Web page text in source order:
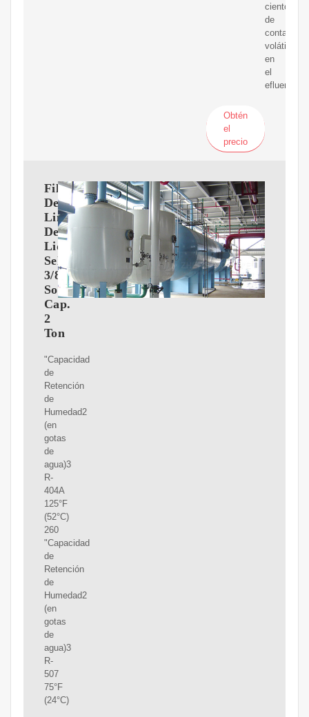
ciento
de
volátiles
en
el
efluente.
Obtén
el
precio
Filtro
Deshidratador
Linea
De
Liquido
Sellado
3/8
Soldable
Cap.
2
Ton
"Capacidad
de
Retención
de
Humedad2
(en
gotas
de
agua)3
R-
404A
125°F
(52°C)
260
"Capacidad
de
Retención
de
Humedad2
(en
gotas
de
agua)3
R-
507
75°F
(24°C)